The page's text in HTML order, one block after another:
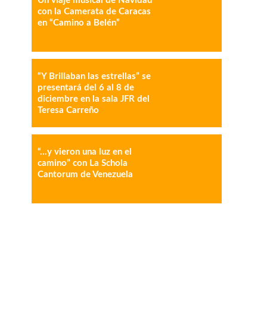
con la Camerata de Caracas
en “Camino a Belén”
“Y Brillaban las estrellas” se
presentará del 6 al 8 de
diciembre en la sala JFR del
Teresa Carreño
“…y vieron una luz en el
camino” con La Schola
Cantorum de Venezuela